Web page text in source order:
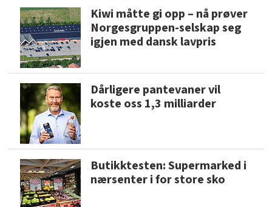
Kiwi måtte gi opp – nå prøver
Norgesgruppen-selskap seg
igjen med dansk lavpris
Dårligere pantevaner vil
koste oss 1,3 milliarder
Butikktesten: Supermarked i
nærsenter i for store sko